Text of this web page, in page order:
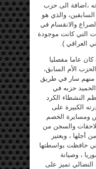
،اضافة الى حزب
والذي هو
والانقسام في
التي كانت موجودة
العراقي ).
في عام 1965 حيث كان عاما مفصليا
الأم السابق،
منهم سار في طريق
حزبه في
النشطاء الكرد
الكبيرة على
ومسايرة الخصم
والسجن من
أجلها ، ويعتير
حافظت بواسطتها
، وصيانة
النضالي تميز على